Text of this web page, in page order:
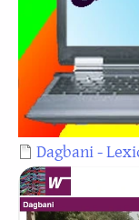
Document
Dagbani -